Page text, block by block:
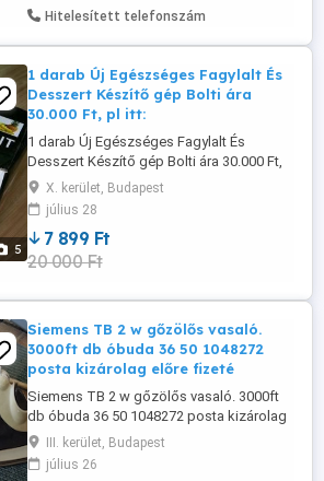
szerelmesei számára ideális a 900W
Hitelesített telefonszám
5
1 darab Új Egészséges Fagylalt És
Desszert Készítő gép Bolti ára
30.000 Ft, pl itt:
1 darab Új Egészséges Fagylalt És
Desszert Készítő gép Bolti ára 30.000 Ft,
pl itt: ... ennek a töredékéértveladó 1 darab
új Egészséges Fagylalt És Desszert
Készítő gép. * Készítsen néhány
másodperc alatt finom sorbetet vagy
banános fagylaltot. A fagylaltkészítővel
...
X. kerület, Budapest
július 28
7 899 Ft
20 000 Ft
Siemens TB 2 w gőzölős vasaló.
3000ft db óbuda 36 50 1048272
posta kizárolag előre fizeté
Siemens TB 2 w gőzölős vasaló. 3000ft
db óbuda 36 50 1048272 posta kizárolag
előre fizetés után mpl
csomagautomatába + 3000ft
III. kerület, Budapest
július 26